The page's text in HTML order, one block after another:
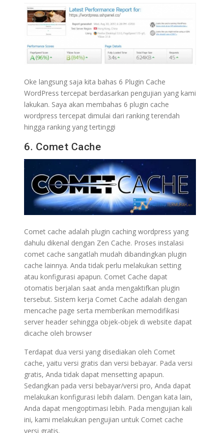
Oke langsung saja kita bahas 6 Plugin Cache
WordPress tercepat berdasarkan pengujian yang kami
lakukan. Saya akan membahas 6 plugin cache
wordpress tercepat dimulai dari ranking terendah
hingga ranking yang tertinggi
6. Comet Cache
Comet cache adalah plugin caching wordpress yang
dahulu dikenal dengan Zen Cache. Proses instalasi
comet cache sangatlah mudah dibandingkan plugin
cache lainnya. Anda tidak perlu melakukan setting
atau konfigurasi apapun. Comet Cache dapat
otomatis berjalan saat anda mengaktifkan plugin
tersebut. Sistem kerja Comet Cache adalah dengan
mencache page serta memberikan memodifikasi
server header sehingga objek-objek di website dapat
dicache oleh browser
Terdapat dua versi yang disediakan oleh Comet
cache, yaitu versi gratis dan versi bebayar. Pada versi
gratis, Anda tidak dapat mensetting apapun.
Sedangkan pada versi bebayar/versi pro, Anda dapat
melakukan konfigurasi lebih dalam. Dengan kata lain,
Anda dapat mengoptimasi lebih. Pada mengujian kali
ini, kami melakukan pengujian untuk Comet cache
versi gratis.